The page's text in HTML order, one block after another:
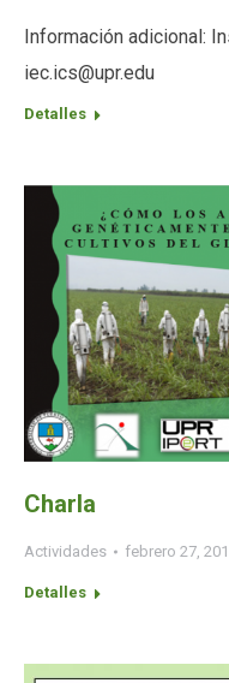
Información adicional:
iec.ics@upr.edu
Detalles
Charla
Actividades febrero 27,
Detalles